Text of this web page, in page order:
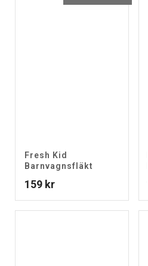
Fresh Kid
Barnvagnsfläkt
159 kr